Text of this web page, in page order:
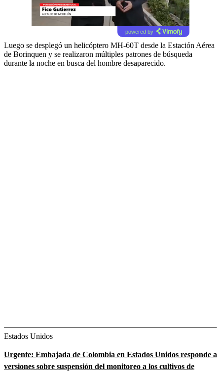
powered by
Luego se desplegó un helicóptero MH-60T desde la Estación Aérea
de Borinquen y se realizaron múltiples patrones de búsqueda
durante la noche en busca del hombre desaparecido.
Estados Unidos
Urgente: Embajada de Colombia en Estados Unidos responde a
versiones sobre suspensión del monitoreo a los cultivos de